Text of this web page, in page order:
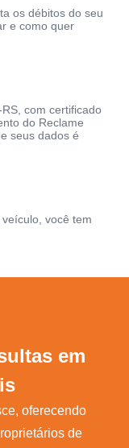
os débitos do seu
e como quer
com certificado
do Reclame
seus dados é
você tem
em
oferecendo
de